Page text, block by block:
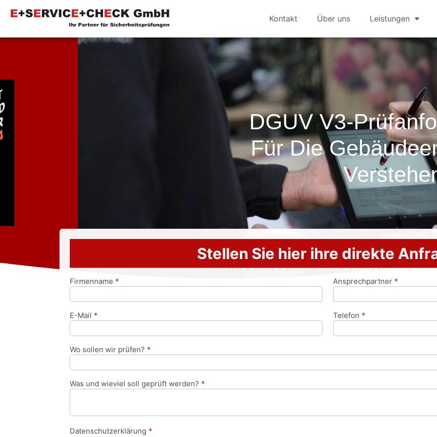
Kontakt Über uns Leistungen
DGUV V3-
Für Die
Stellen Sie hier ihre direkte
Anfrageformular
Firmenname * Ansprechpartner *
E-Mail * Telefon *
Wo sollen wir prüfen? *
Was und wieviel soll geprüft werden? *
Datenschutzerklärung *